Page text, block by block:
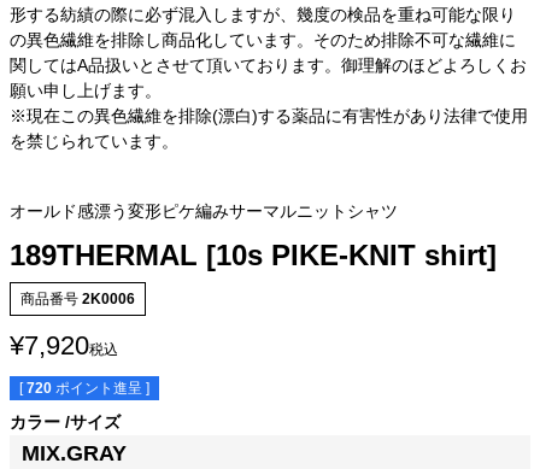
形する紡績の際に必ず混入しますが、幾度の検品を重ね可能な限り
の異色繊維を排除し商品化しています。そのため排除不可な繊維に
関してはA品扱いとさせて頂いております。御理解のほどよろしくお
願い申し上げます。
※現在この異色繊維を排除(漂白)する薬品に有害性があり法律で使用
を禁じられています。
オールド感漂う変形ピケ編みサーマルニットシャツ
189THERMAL [10s PIKE-KNIT shirt]
商品番号 2K0006
¥7,920税込
[ 720 ポイント進呈 ]
カラー サイズ
MIX.GRAY